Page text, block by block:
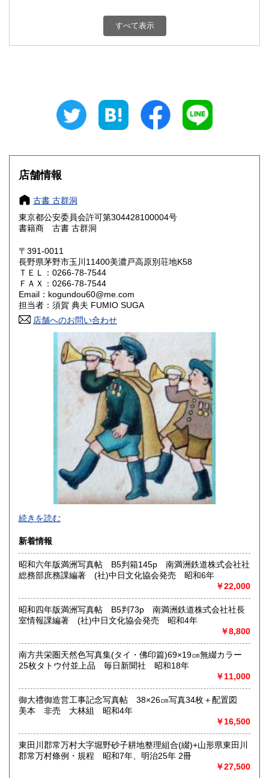
180円 富山県
180円 三重県
大阪府
奈良県
鳥取県 180円 島根県
岡山県
山口県 180円
香川県 180円
高知県 180円
180円
180円 大分県
180円 鹿児島県
180円
すべて表示
店舗情報
古書 古群洞
東京都公安委員会許可第304428100004号
書籍商 古書 古群洞
〒391-0011
長野県茅野市玉川11400美濃戸高原別荘地K58
ＴＥＬ：0266-78-7544
ＦＡＸ：0266-78-7544
Email：kogundou60@me.com
担当者：須賀 典夫 FUMIO SUGA
店舗へのお問い合わせ
2026年で創業45年目になります。
沿線名：(無店舗)
最寄駅：(無店舗)
営業時間：10:00〜18:00
書籍の買取について
取り扱い分野
古典籍、近代文献、趣味、サブカルチャー、古書一般（その
和本・開拓/植民資料・戦時資料・文学一般・詩歌句集・児童
書 ・児童資料・芸能/サブカル・広告資料・ポスター・版画/
刷り物 ・絵葉書・双六・地図/鳥瞰図
続きを読む
新着情報
昭和六年版満洲写真帖 B5判箱145p 南満洲鉄道株式会社社
総務部庶務課編著 (社)中日文化協会発売 昭和6年
￥22,000
昭和四年版満洲写真帖 B5判73p 南満洲鉄道株式会社社長
室情報課編著 (社)中日文化協会発売 昭和4年
￥8,800
南方共栄圏天然色写真集(タイ・佛印篇)69×19㎝無綴カラー
25枚タトウ付並上品 毎日新聞社 昭和18年
￥11,000
御大禮御造営工事記念写真帖 38×26㎝写真34枚＋配置図
美本 非売 大林組 昭和4年
￥16,500
東田川郡常万村大字堀野砂子耕地整理組合(綴)+山形県東田川
郡常万村條例・規程 昭和7年、明治25年 2冊
￥27,500